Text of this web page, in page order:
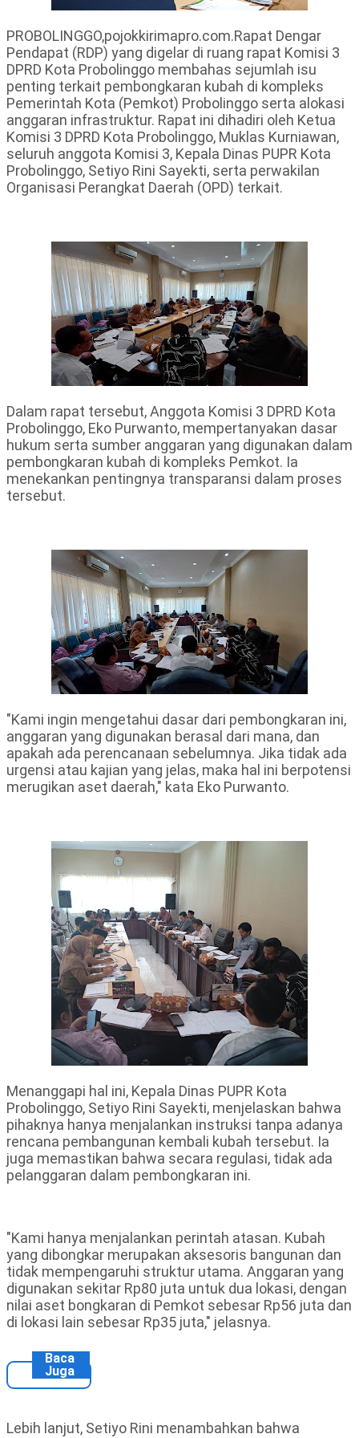
PROBOLINGGO,pojokkirimapro.com.Rapat Dengar
Pendapat (RDP) yang digelar di ruang rapat Komisi 3
DPRD Kota Probolinggo membahas sejumlah isu
penting terkait pembongkaran kubah di kompleks
Pemerintah Kota (Pemkot) Probolinggo serta alokasi
anggaran infrastruktur. Rapat ini dihadiri oleh Ketua
Komisi 3 DPRD Kota Probolinggo, Muklas Kurniawan,
seluruh anggota Komisi 3, Kepala Dinas PUPR Kota
Probolinggo, Setiyo Rini Sayekti, serta perwakilan
Organisasi Perangkat Daerah (OPD) terkait.
Dalam rapat tersebut, Anggota Komisi 3 DPRD Kota
Probolinggo, Eko Purwanto, mempertanyakan dasar
hukum serta sumber anggaran yang digunakan dalam
pembongkaran kubah di kompleks Pemkot. Ia
menekankan pentingnya transparansi dalam proses
tersebut.
"Kami ingin mengetahui dasar dari pembongkaran ini,
anggaran yang digunakan berasal dari mana, dan
apakah ada perencanaan sebelumnya. Jika tidak ada
urgensi atau kajian yang jelas, maka hal ini berpotensi
merugikan aset daerah," kata Eko Purwanto.
Menanggapi hal ini, Kepala Dinas PUPR Kota
Probolinggo, Setiyo Rini Sayekti, menjelaskan bahwa
pihaknya hanya menjalankan instruksi tanpa adanya
rencana pembangunan kembali kubah tersebut. Ia
juga memastikan bahwa secara regulasi, tidak ada
pelanggaran dalam pembongkaran ini.
"Kami hanya menjalankan perintah atasan. Kubah
yang dibongkar merupakan aksesoris bangunan dan
tidak mempengaruhi struktur utama. Anggaran yang
digunakan sekitar Rp80 juta untuk dua lokasi, dengan
nilai aset bongkaran di Pemkot sebesar Rp56 juta dan
di lokasi lain sebesar Rp35 juta," jelasnya.
Baca
Juga
Lebih lanjut, Setiyo Rini menambahkan bahwa